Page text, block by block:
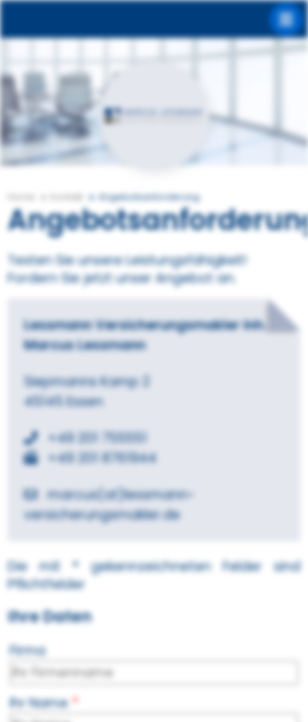
Angebotsanforderung
Testen Sie unsere Leistungsfähigkeit!
Fordern Sie jetzt unser Angebot an.
Lessmann VersicherungsmaklerInh.
Marcus Lessmann
Siepmanns Kamp 2
45145 Essen
+49 201 755551
+49 201 8761944
marcus(at)lessmann-
versicherungsmakler.de
Die mit*gekennzeichneten Felder sind
Pflichtfelder
Ihre Daten
Firma
Ihr Name